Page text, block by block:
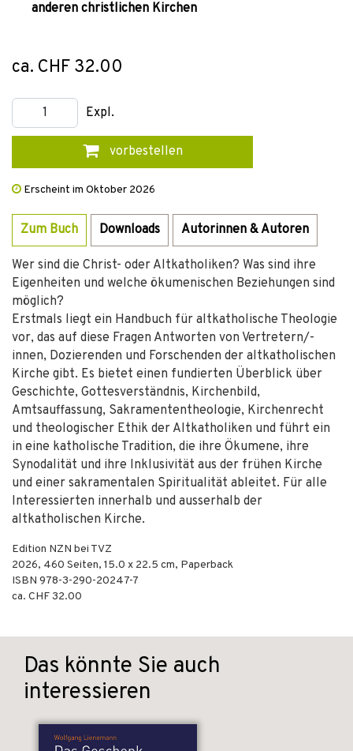
anderen christlichen Kirchen
ca. CHF 32.00
Expl.
vorbestellen
Erscheint im Oktober 2026
Zum Buch Downloads Autorinnen & Autoren
Wer sind die Christ- oder Altkatholiken? Was sind ihre
Eigenheiten und welche ökumenischen Beziehungen sind
möglich?
Erstmals liegt ein Handbuch für altkatholische Theologie
vor, das auf diese Fragen Antworten von Vertretern/-
innen, Dozierenden und Forschenden der altkatholischen
Kirche gibt. Es bietet einen fundierten Überblick über
Geschichte, Gottesverständnis, Kirchenbild,
Amtsauffassung, Sakramententheologie, Kirchenrecht
und theologischer Ethik der Altkatholiken und führt ein
in eine katholische Tradition, die ihre Ökumene, ihre
Synodalität und ihre Inklusivität aus der frühen Kirche
und einer sakramentalen Spiritualität ableitet. Für alle
Interessierten innerhalb und ausserhalb der
altkatholischen Kirche.
Edition NZN bei TVZ
2026, 460 Seiten, 15.0 x 22.5 cm, Paperback
ISBN 978-3-290-20247-7
ca. CHF 32.00
Das könnte Sie auch
interessieren